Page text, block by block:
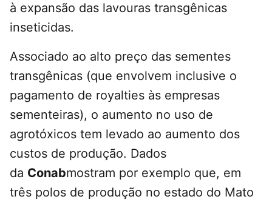
à expansão das lavouras transgênicas
inseticidas.
Associado ao alto preço das sementes
transgênicas (que envolvem inclusive o
pagamento de royalties às empresas
sementeiras), o aumento no uso de
agrotóxicos tem levado ao aumento dos
custos de produção. Dados
da Conabmostram por exemplo que, em
três polos de produção no estado do Mato